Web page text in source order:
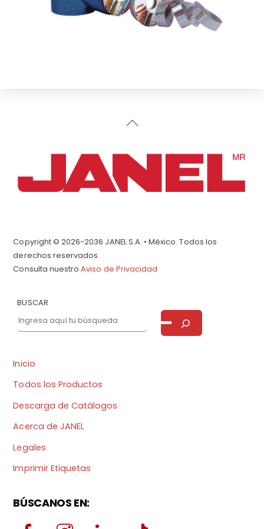
Back
Copyright © 2026-2036 JANEL S.A. • México. Todos los
derechos reservados.
Consulta nuestroAviso de Privacidad
BUSCAR
Inicio
Todos los Productos
Descarga de Catálogos
Acerca de JANEL
Legales
Imprimir Etiquetas
BÚSCANOS EN: